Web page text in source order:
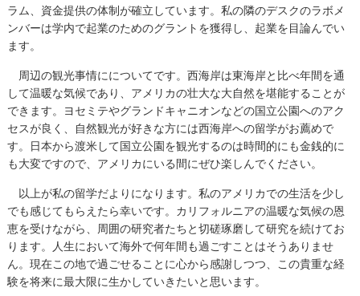
ラム、資金提供の体制が確立しています。私の隣のデスクのラボメ
ンバーは学内で起業のためのグラントを獲得し、起業を目論んでい
ます。
周辺の観光事情にについてです。西海岸は東海岸と比べ年間を通
して温暖な気候であり、アメリカの壮大な大自然を堪能することが
できます。ヨセミテやグランドキャニオンなどの国立公園へのアク
セスが良く、自然観光が好きな方には西海岸への留学がお薦めで
す。日本から渡米して国立公園を観光するのは時間的にも金銭的に
も大変ですので、アメリカにいる間にぜひ楽しんでください。
以上が私の留学だよりになります。私のアメリカでの生活を少し
でも感じてもらえたら幸いです。カリフォルニアの温暖な気候の恩
恵を受けながら、周囲の研究者たちと切磋琢磨して研究を続けてお
ります。人生において海外で何年間も過ごすことはそうありませ
ん。現在この地で過ごせることに心から感謝しつつ、この貴重な経
験を将来に最大限に生かしていきたいと思います。